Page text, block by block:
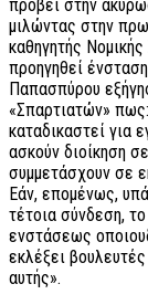
προβεί στην
μιλώντας στην
καθηγητής
προηγηθεί
Παπασπύρου
«Σπαρτιατών»
καταδικαστεί για
ασκούν διοίκηση
συμμετάσχουν σε
Εάν, επομένως,
τέτοια σύνδεση,
ενστάσεως
εκλέξει
αυτής».